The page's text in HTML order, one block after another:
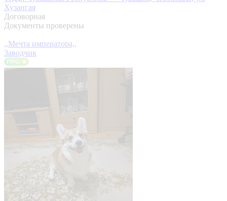
Хузангая
Договорная
Документы проверены
,,Мечта императора,,
Заводчик